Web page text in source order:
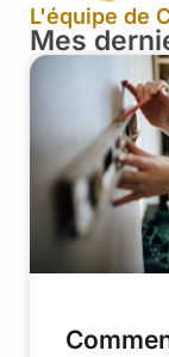
L'équipe de
Mes